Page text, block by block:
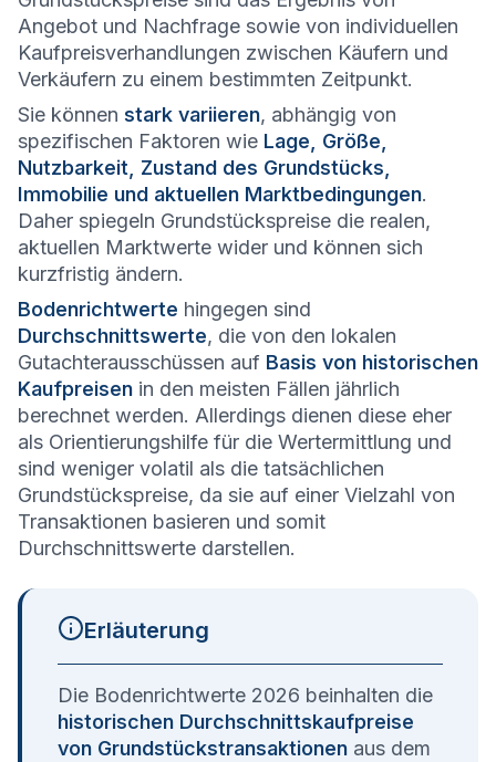
Angebot und Nachfrage sowie von individuellen
Kaufpreisverhandlungen zwischen Käufern und
Verkäufern zu einem bestimmten Zeitpunkt.
Sie können stark variieren, abhängig von
spezifischen Faktoren wie Lage, Größe,
Nutzbarkeit, Zustand des Grundstücks,
Immobilie und aktuellen Marktbedingungen.
Daher spiegeln Grundstückspreise die realen,
aktuellen Marktwerte wider und können sich
kurzfristig ändern.
Bodenrichtwerte hingegen sind
Durchschnittswerte, die von den lokalen
Gutachterausschüssen auf Basis von historischen
Kaufpreisen in den meisten Fällen jährlich
berechnet werden. Allerdings dienen diese eher
als Orientierungshilfe für die Wertermittlung und
sind weniger volatil als die tatsächlichen
Grundstückspreise, da sie auf einer Vielzahl von
Transaktionen basieren und somit
Durchschnittswerte darstellen.
Erläuterung
Die Bodenrichtwerte 2026 beinhalten die
historischen Durchschnittskaufpreise
von Grundstückstransaktionen aus dem